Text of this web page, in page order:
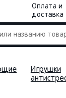
Оплата и
доставка
Игрушки